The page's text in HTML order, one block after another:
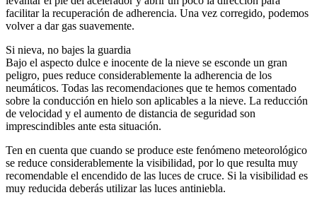
facilitar la recuperación de adherencia. Una vez corregido, podemos
volver a dar gas suavemente.
Si nieva, no bajes la guardia
Bajo el aspecto dulce e inocente de la nieve se esconde un gran
peligro, pues reduce considerablemente la adherencia de los
neumáticos. Todas las recomendaciones que te hemos comentado
sobre la conducción en hielo son aplicables a la nieve. La reducción
de velocidad y el aumento de distancia de seguridad son
imprescindibles ante esta situación.
Ten en cuenta que cuando se produce este fenómeno meteorológico
se reduce considerablemente la visibilidad, por lo que resulta muy
recomendable el encendido de las luces de cruce. Si la visibilidad es
muy reducida deberás utilizar las luces antiniebla.